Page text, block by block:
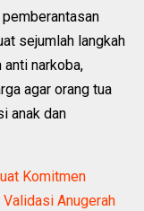
sejumlah langkah
narkoba,
agar orang tua
anak dan
Komitmen
Anugerah